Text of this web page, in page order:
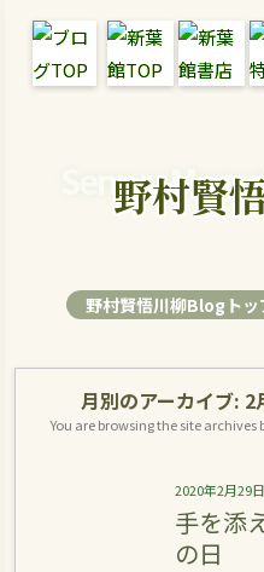
Senryu
野村賢
野村賢悟川柳Blogトッ
月別のアーカイブ: 2
You are browsing the site archives
2020年2月29日
手を添
の日